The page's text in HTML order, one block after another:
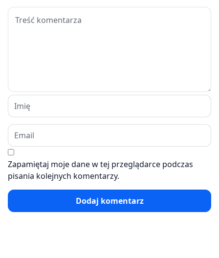
Zapamiętaj moje dane w tej przeglądarce podczas
pisania kolejnych komentarzy.
Dodaj komentarz